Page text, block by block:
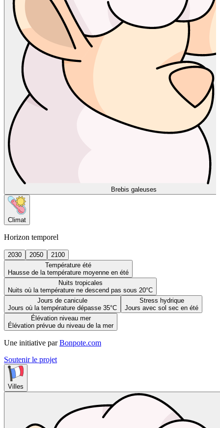
Brebis galeuses
Climat
Horizon temporel
2030 2050
2100
Température été
Hausse de la température moyenne en été
Nuits tropicales
Nuits où la température ne descend pas sous 20°C
Jours de canicule
Jours où la température dépasse 35°C
Stress hydrique
Jours avec sol sec en été
Élévation niveau mer
Élévation prévue du niveau de la mer
Une initiative par Bonpote.com
Soutenir le projet
Villes